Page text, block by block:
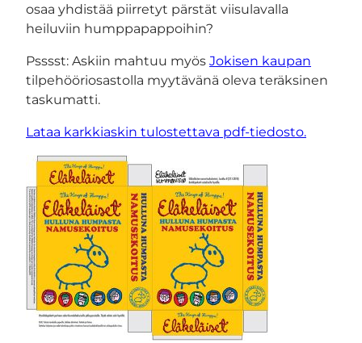
osaa yhdistää piirretyt pärstät viisulavalla
heiluviin humppapappoihin?
Psssst: Askiin mahtuu myös Jokisen kaupan
tilpehööriosastolla myytävänä oleva teräksinen
taskumatti.
Lataa karkkiaskin tulostettava pdf-tiedosto.